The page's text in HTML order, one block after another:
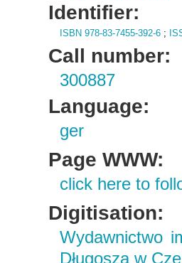
Identifier:
ISBN 978-83-7455-392-6 ;
Call number:
300887
Language:
ger
Page WWW:
click here to
Digitisation:
Wydawnictwo
Długosza w